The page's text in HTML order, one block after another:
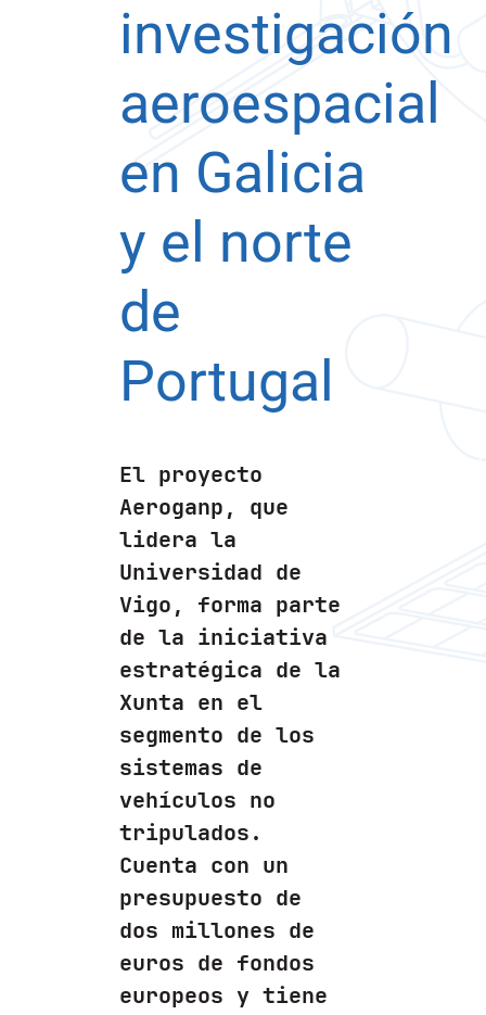
investigación
aeroespacial
en Galicia
y el norte
de
Portugal
El proyecto
Aeroganp, que
lidera la
Universidad de
Vigo, forma parte
de la iniciativa
estratégica de la
Xunta en el
segmento de los
sistemas de
vehículos no
tripulados.
Cuenta con un
presupuesto de
dos millones de
euros de fondos
europeos y tiene